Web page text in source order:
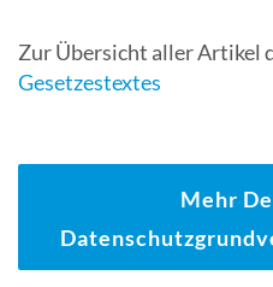
Zur Übersicht aller Artikel
Gesetzestextes
Mehr